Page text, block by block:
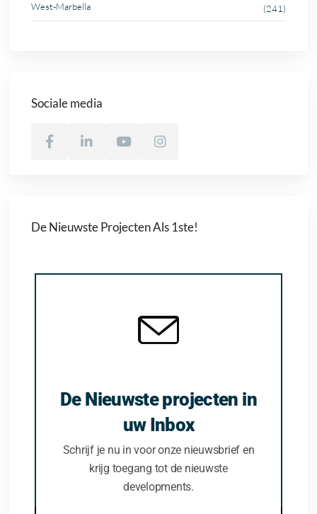
West-Marbella (241)
Sociale media
De Nieuwste Projecten Als 1ste!
De Nieuwste projecten in
uw Inbox
Schrijf je nu in voor onze nieuwsbrief en
krijg toegang tot de nieuwste
developments.